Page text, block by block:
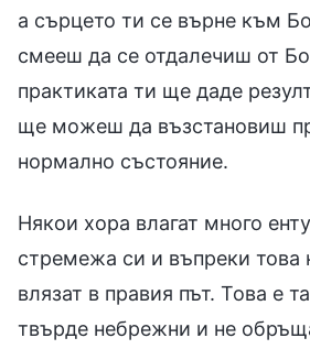
а сърцето ти се върне към
смееш да се отдалечиш от
практиката ти ще даде
ще можеш да възстановиш
нормално състояние.
Някои хора влагат много
стремежа си и въпреки това
влязат в правия път. Това е
твърде небрежни и не